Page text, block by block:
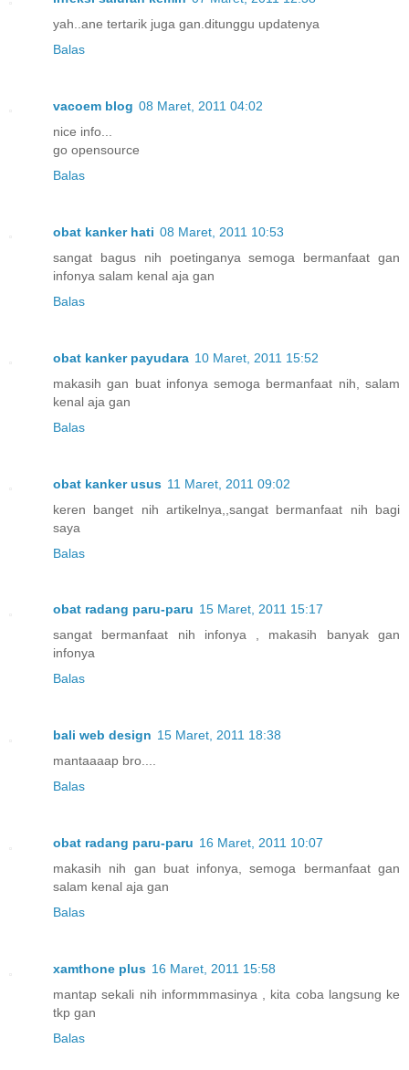
yah..ane tertarik juga gan.ditunggu updatenya
Balas
vacoem blog 08 Maret, 2011 04:02
nice info...
go opensource
Balas
obat kanker hati 08 Maret, 2011 10:53
sangat bagus nih poetinganya semoga bermanfaat gan
infonya salam kenal aja gan
Balas
obat kanker payudara 10 Maret, 2011 15:52
makasih gan buat infonya semoga bermanfaat nih, salam
kenal aja gan
Balas
obat kanker usus 11 Maret, 2011 09:02
keren banget nih artikelnya,,sangat bermanfaat nih bagi
saya
Balas
obat radang paru-paru 15 Maret, 2011 15:17
sangat bermanfaat nih infonya , makasih banyak gan
infonya
Balas
bali web design 15 Maret, 2011 18:38
mantaaaap bro....
Balas
obat radang paru-paru 16 Maret, 2011 10:07
makasih nih gan buat infonya, semoga bermanfaat gan
salam kenal aja gan
Balas
xamthone plus 16 Maret, 2011 15:58
mantap sekali nih informmmasinya , kita coba langsung ke
tkp gan
Balas